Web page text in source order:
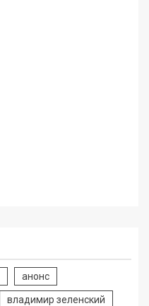
анонс
владимир зеленский